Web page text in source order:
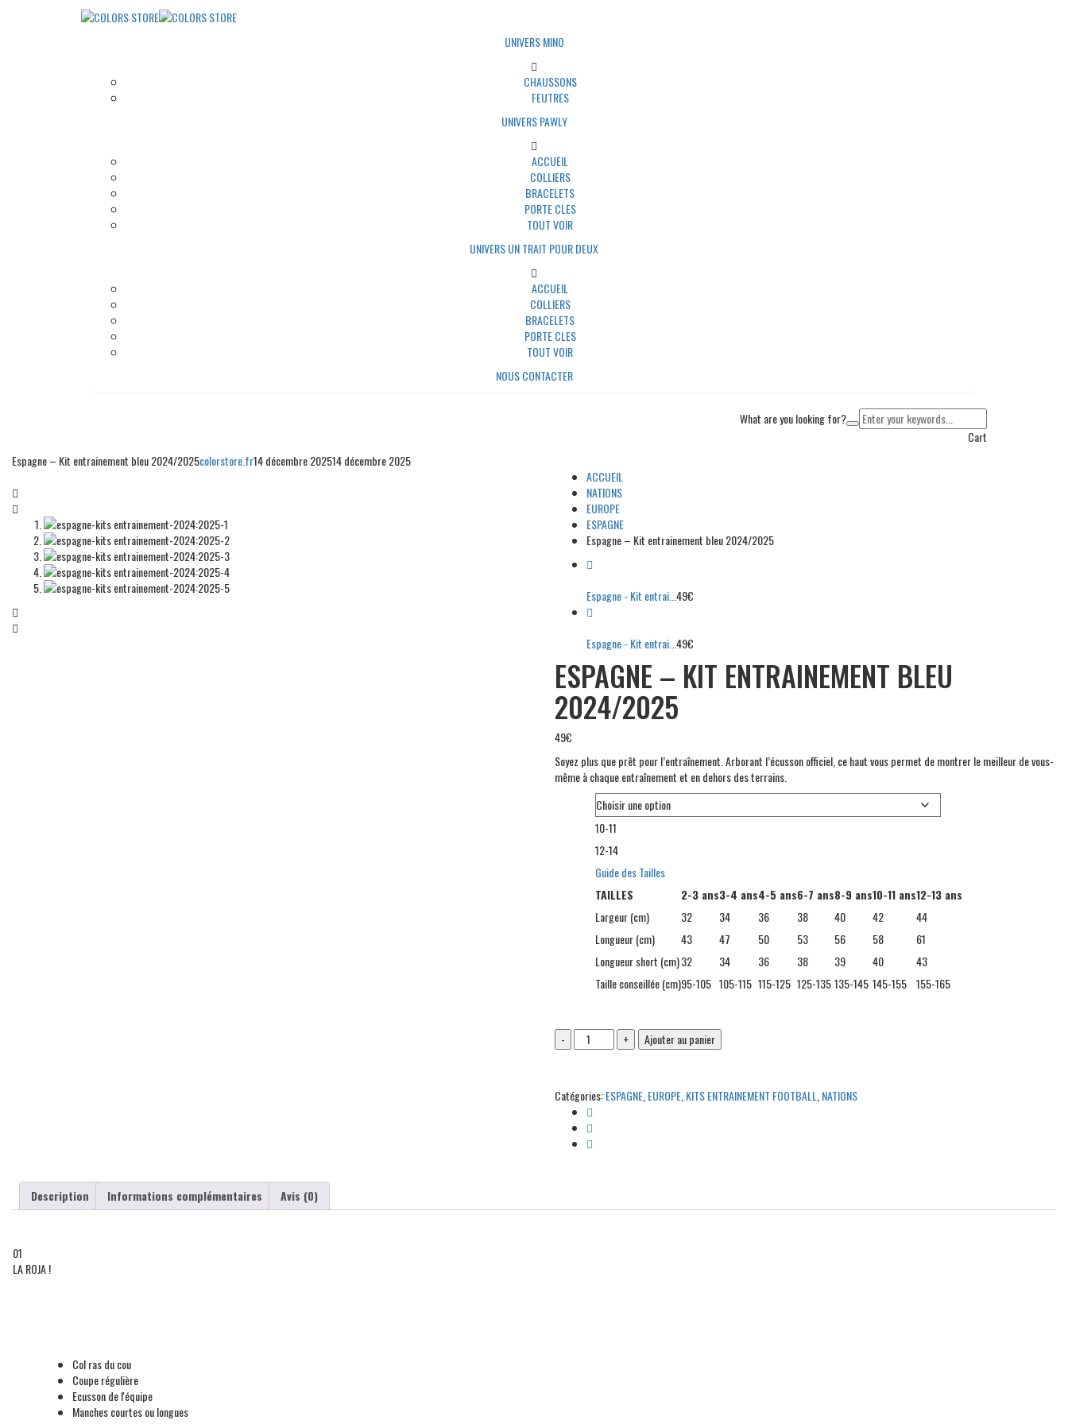
UNIVERS MINO
CHAUSSONS
FEUTRES
UNIVERS PAWLY
ACCUEIL
COLLIERS
BRACELETS
PORTE CLES
TOUT VOIR
UNIVERS UN TRAIT POUR DEUX
ACCUEIL
COLLIERS
BRACELETS
PORTE CLES
TOUT VOIR
NOUS CONTACTER
What are you looking for?
Cart
Espagne – Kit entrainement bleu 2024/2025colorstore.fr14 décembre 202514 décembre 2025
ACCUEIL
NATIONS
EUROPE
ESPAGNE
Espagne – Kit entrainement bleu 2024/2025
Espagne - Kit entrai...49€
Espagne - Kit entrai...49€
ESPAGNE – KIT ENTRAINEMENT BLEU
2024/2025
49€
Soyez plus que prêt pour l’entraînement. Arborant l’écusson officiel, ce haut vous permet de montrer le meilleur de vous-
même à chaque entraînement et en dehors des terrains.
10-11
12-14
Guide des Tailles
TAILLES
2-3 ans3-4 ans4-5 ans6-7 ans8-9 ans10-11 ans12-13 ans
Largeur (cm)
32 34 36 38 40 42
44
Longueur (cm)
43 47 50 53 56 58
61
Longueur short (cm)32 34 36 38 39 40
43
Taille conseillée (cm)95-105 105-115 115-125 125-135 135-145 145-155 155-165
Espagne
-
bleu
2024/2025
quantité
Ajouter au panier
Catégories:ESPAGNE EUROPE KITS ENTRAINEMENT FOOTBALL NATIONS
Description Informations complémentaires Avis (0)
01
LA ROJA !
Col ras du cou
Coupe régulière
Ecusson de l'équipe
Manches courtes ou longues